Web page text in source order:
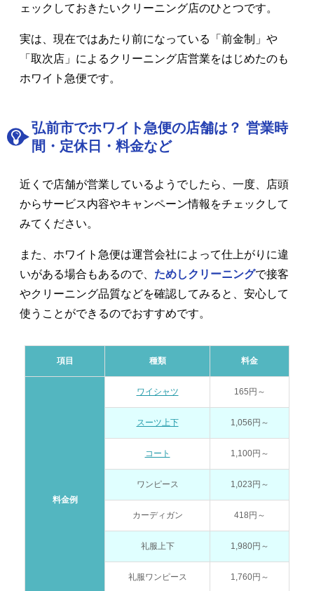
ェックしておきたいクリーニング店のひとつです。
実は、現在ではあたり前になっている「前金制」や
「取次店」によるクリーニング店営業をはじめたのも
ホワイト急便です。
弘前市でホワイト急便の店舗は？ 営業時
間・定休日・料金など
近くで店舗が営業しているようでしたら、一度、店頭
からサービス内容やキャンペーン情報をチェックして
みてください。
また、ホワイト急便は運営会社によって仕上がりに違
いがある場合もあるので、 ためしクリーニングで接客
やクリーニング品質などを確認してみると、安心して
使うことができるのでおすすめです。
項目 種類 料金
料金例
ワイシャツ 165円～
スーツ上下 1,056円～
コート 1,100円～
ワンピース 1,023円～
カーディガン 418円～
礼服上下 1,980円～
礼服ワンピース 1,760円～